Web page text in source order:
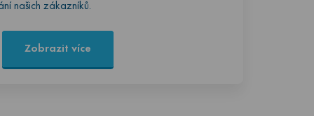
našich zákazníků.
Zobrazit více